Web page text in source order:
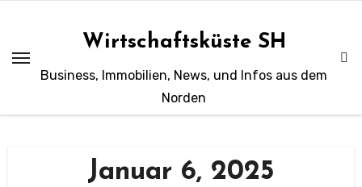
springen
Wirtschaftsküste SH
Business, Immobilien, News, und Infos aus dem
Norden
Januar 6, 2025